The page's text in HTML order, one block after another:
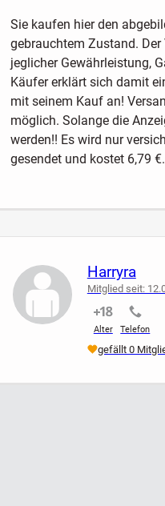
Sie kaufen hier den
gebrauchtem Zustand.
jeglicher Gewährleistung,
Käufer erklärt sich damit
mit seinem Kauf an!
möglich. Solange die
werden!! Es wird nur
gesendet und kostet 6,79 €.
Harryra
Mitglied seit:
Alter
nicht
Telefon
nicht
gefällt 0